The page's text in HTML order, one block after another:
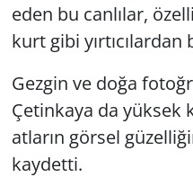
eden bu canlılar,
kurt gibi
Gezgin ve doğa
Çetinkaya da yüksek
atların görsel
kaydetti.